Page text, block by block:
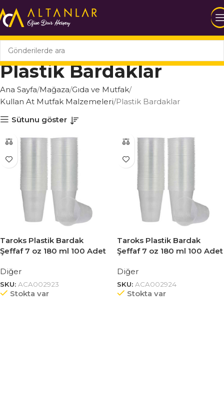
Plastik Bardaklar
Ana Sayfa Mağaza Gıda ve Mutfak
Kullan At Mutfak Malzemeleri Plastik Bardaklar
Sütunu göster
Taroks Plastik Bardak
Şeffaf 7 oz 180 ml 100 Adet
Diğer
SKU: ACA002923
Stokta var
Taroks Plastik Bardak
Şeffaf 7 oz 180 ml 100 Adet
Diğer
SKU: ACA002924
Stokta var